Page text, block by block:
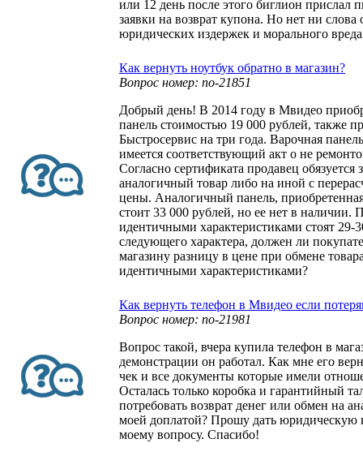
или 12 день после этого биглион прислал
заявки на возврат купона. Но нет ни слова
юридических издержек и морального
Как вернуть ноутбук обратно в магазин?
Вопрос номер: no-21851
Добрый день! В 2014 году в Мвидео
панель стоимостью 19 000 рублей, также
Быстросервис на три года. Варочная
имеется соответствующий акт о не
Согласно сертификата продавец обязуется
аналогичный товар либо на иной с
цены. Аналогичный панель,
стоит 33 000 рублей, но ее нет в наличии.
идентичными характеристиками стоят 29-
следующего характера, должен ли
магазину разницу в цене при обмене
идентичными характеристиками?
Как вернуть телефон в Мвидео если
Вопрос номер: no-21981
Вопрос такой, вчера купила телефон в
демонстрации он работал. Как мне его
чек и все документы которые имели
Осталась только коробка и гарантийный
потребовать возврат денег или обмен на
моей доплатой? Прошу дать юридическую
моему вопросу. Спасибо!